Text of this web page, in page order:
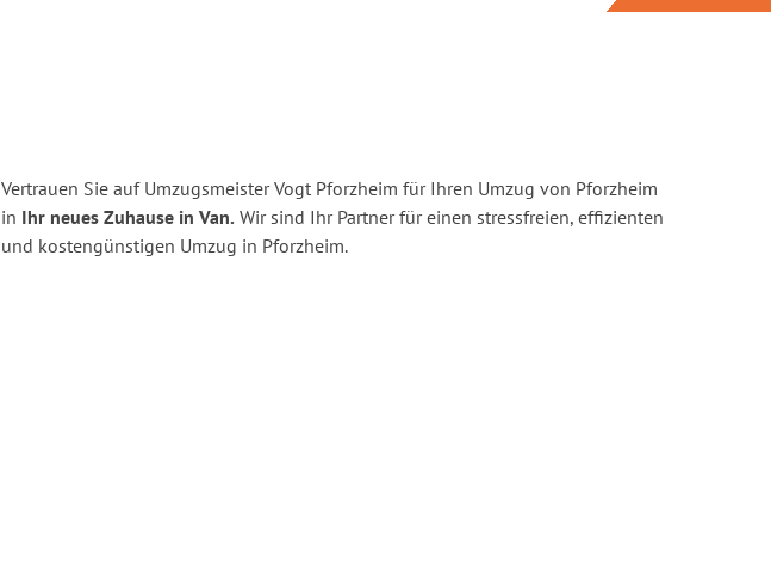
Vertrauen Sie auf Umzugsmeister Vogt Pforzheim für Ihren Umzug von Pforzheim
in Ihr neues Zuhause in Van. Wir sind Ihr Partner für einen stressfreien, effizienten
und kostengünstigen Umzug in Pforzheim.